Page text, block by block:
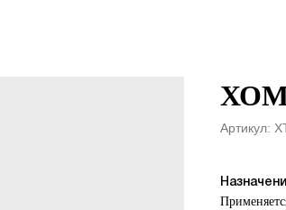
Артикул: